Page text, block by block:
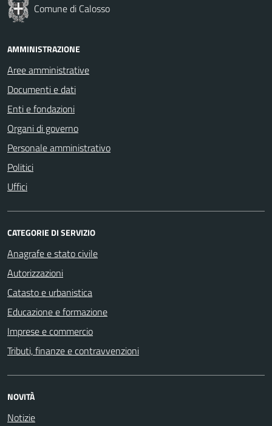
Comune di Calosso
AMMINISTRAZIONE
Aree amministrative
Documenti e dati
Enti e fondazioni
Organi di governo
Personale amministrativo
Politici
Uffici
CATEGORIE DI SERVIZIO
Anagrafe e stato civile
Autorizzazioni
Catasto e urbanistica
Educazione e formazione
Imprese e commercio
Tributi, finanze e contravvenzioni
NOVITÀ
Notizie